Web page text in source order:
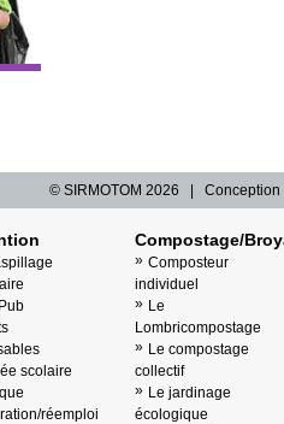
© SIRMOTOM 2026 | Conception
scolaire
réemploi
Compostage/
Composteur
individuel
Le
Lombricompostage
Le compostage
collectif
Le jardinage
écologique